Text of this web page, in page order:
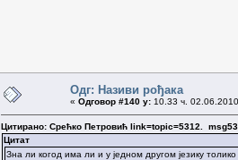
Одг: Називи рођака
« Одговор #140 у: 10.33 ч.
Цитирано: Срећко Петровић link=topic=5312.
Цитат
Зна ли когод има ли и у једном другом језику